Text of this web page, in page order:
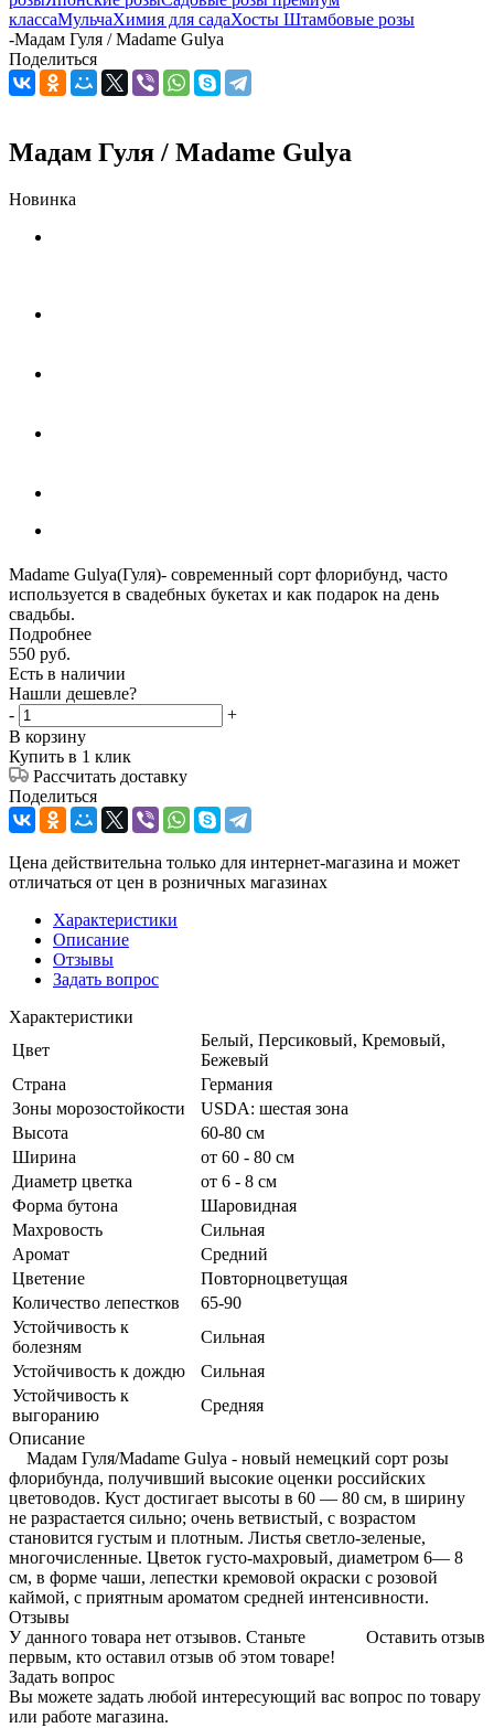
классаМульчаХимия для садаХосты Штамбовые розы
-Мадам Гуля / Madame Gulya
Поделиться
Мадам Гуля / Madame Gulya
Новинка
Madame Gulya(Гуля)- современный сорт флорибунд, часто
используется в свадебных букетах и как подарок на день
свадьбы.
Подробнее
550 руб.
Есть в наличии
Нашли дешевле?
-
+
В корзину
Купить в 1 клик
Рассчитать доставку
Поделиться
Цена действительна только для интернет-магазина и может
отличаться от цен в розничных магазинах
Характеристики
Описание
Отзывы
Задать вопрос
Характеристики
Цвет
Белый, Персиковый, Кремовый,
Бежевый
Страна
Германия
Зоны морозостойкости
USDA: шестая зона
Высота
60-80 см
Ширина
от 60 - 80 см
Диаметр цветка
от 6 - 8 см
Форма бутона
Шаровидная
Махровость
Сильная
Аромат
Средний
Цветение
Повторноцветущая
Количество лепестков
65-90
Устойчивость к
болезням
Сильная
Устойчивость к дождю
Сильная
Устойчивость к
выгоранию
Средняя
Описание
Мадам Гуля/Madame Gulya - новый немецкий сорт розы
флорибунда, получивший высокие оценки российских
цветоводов. Куст достигает высоты в 60 — 80 см, в ширину
не разрастается сильно; очень ветвистый, с возрастом
становится густым и плотным. Листья светло-зеленые,
многочисленные. Цветок густо-махровый, диаметром 6— 8
см, в форме чаши, лепестки кремовой окраски с розовой
каймой, с приятным ароматом средней интенсивности.
Отзывы
Оставить отзыв
У данного товара нет отзывов. Станьте
первым, кто оставил отзыв об этом товаре!
Задать вопрос
Вы можете задать любой интересующий вас вопрос по товару
или работе магазина.